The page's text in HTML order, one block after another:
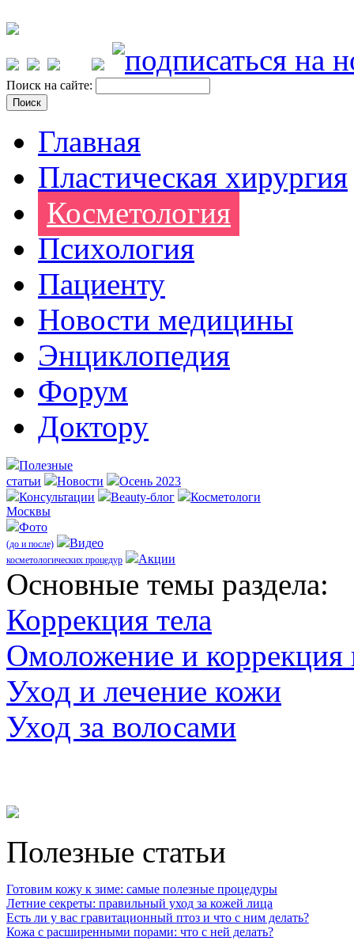
Поиск на сайте:
Главная
Пластическая хирургия
Косметология
Психология
Пациенту
Новости медицины
Энциклопедия
Форум
Доктору
Полезные
статьи
Новости
Осень 2023
Консультации
Beauty-блог
Косметологи
Москвы
Фото
(до и после) Видео
косметологических процедур Акции
Оcновные темы раздела:
Коррекция тела
Омоложение и коррекция
Уход и лечение кожи
Уход за волосами
Полезные статьи
Готовим кожу к зиме: самые полезные процедуры
Летние секреты: правильный уход за кожей лица
Есть ли у вас гравитационный птоз и что с ним делать?
Кожа с расширенными порами: что с ней делать?